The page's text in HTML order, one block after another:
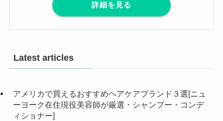
詳細を見る
Latest articles
アメリカで買えるおすすめヘアケアブランド３選[ニュ
ーヨーク在住現役美容師が厳選・シャンプー・コンデ
ィショナー]